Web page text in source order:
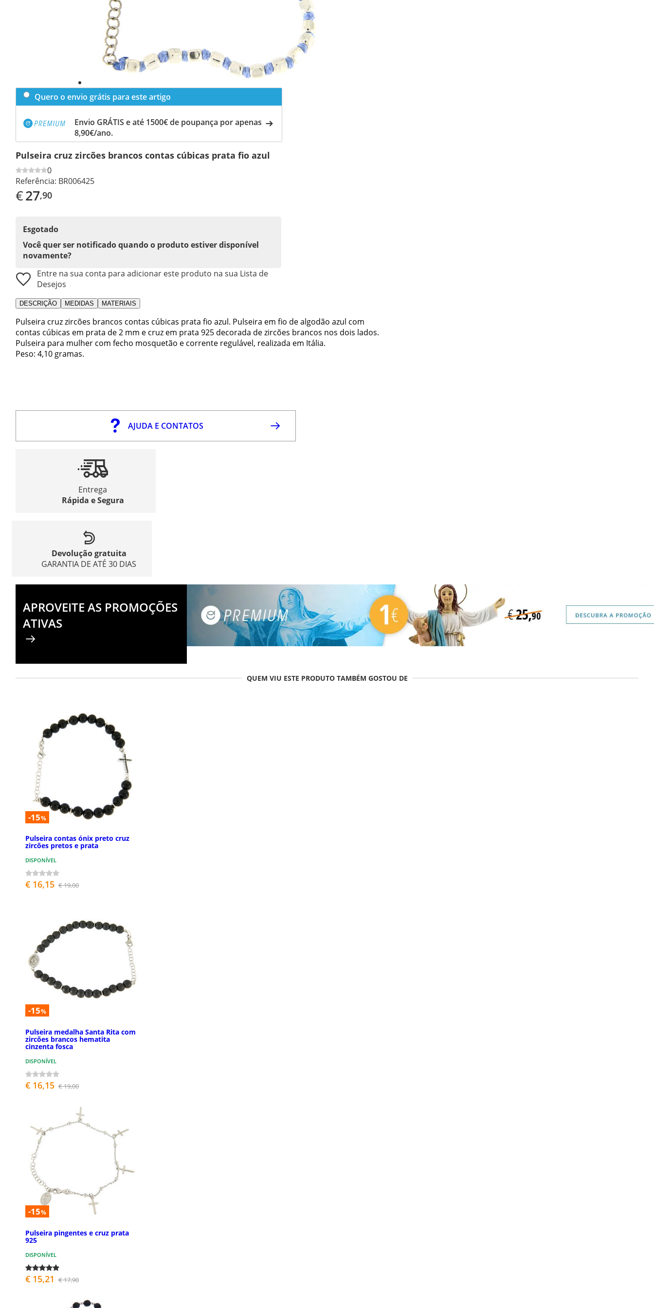
Quero o envio grátis para este artigo
Envio GRÁTIS e até 1500€ de poupança por apenas
8,90€/ano.
Pulseira cruz zircões brancos contas cúbicas prata fio azul
0
Referência: BR006425
€27,90
Esgotado
Você quer ser notificado quando o produto estiver disponível
novamente?
Entre na sua conta para adicionar este produto na sua Lista de
Desejos
DESCRIÇÃO MEDIDAS MATERIAIS
Pulseira cruz zircões brancos contas cúbicas prata fio azul. Pulseira em fio de algodão azul com
contas cúbicas em prata de 2 mm e cruz em prata 925 decorada de zircões brancos nos dois lados.
Pulseira para mulher com fecho mosquetão e corrente regulável, realizada em Itália.
Peso: 4,10 gramas.
AJUDA E CONTATOS
Entrega
Rápida e Segura
Devolução gratuita
GARANTIA DE ATÉ 30 DIAS
APROVEITE AS PROMOÇÕES
ATIVAS
QUEM VIU ESTE PRODUTO TAMBÉM GOSTOU DE
-15%
Pulseira contas ónix preto cruz
zircões pretos e prata
DISPONÍVEL
€ 16,15 € 19,00
-15%
Pulseira medalha Santa Rita com
zircões brancos hematita
cinzenta fosca
DISPONÍVEL
€ 16,15 € 19,00
-15%
Pulseira pingentes e cruz prata
925
DISPONÍVEL
€ 15,21 € 17,90